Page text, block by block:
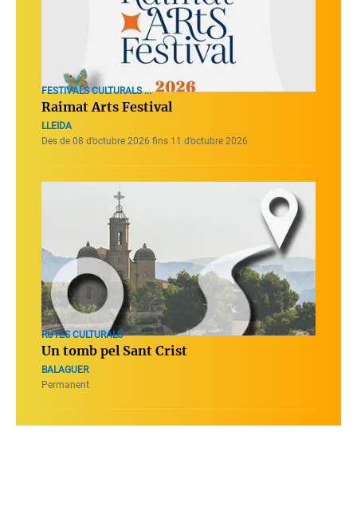
FESTIVALS CULTURALS ...
Raimat Arts Festival
LLEIDA
Des de 08 d’octubre 2026 fins 11 d’octubre 2026
RUTES CULTURALS
Un tomb pel Sant Crist
BALAGUER
Permanent